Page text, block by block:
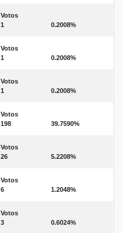
Votos
1
0.2008%
Votos
1
0.2008%
Votos
1
0.2008%
Votos
198
39.7590%
Votos
26
5.2208%
Votos
6
1.2048%
Votos
3
0.6024%